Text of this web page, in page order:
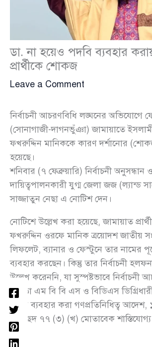
ডা. না হয়েও পদবি ব্যবহার
প্রার্থীকে শোকজ
Leave a Comment
নির্বাচনী আচরণবিধি লঙ্ঘনের অভিযোগে
(সোনাগাজী-দাগনভুঁঞা) জামায়াতে
ফখরুদ্দিন মানিককে কারণ দর্শানোর
হয়েছে।
শনিবার (৭ ফেব্রুয়ারি) নির্বাচনী অনুসন্ধান
দায়িত্বপালনকারী যুগ্ম জেলা জজ (ল্যান্ড
সাজ্জাতুন নেছা এ নোটিশ দেন।
নোটিশে উল্লেখ করা হয়েছে, জামায়াত
ফখরুদ্দিন ওরফে মানিক ত্রয়োদশ জাতীয়
লিফলেট, ব্যানার ও ফেস্টুনে তার নামের
ব্যবহার করছেন। কিন্তু তার নির্বাচনী
উল্লেখ করেননি, যা সুস্পষ্টভাবে নির্বাচনী
এছাড়া এম বি বি এস ও বিডিএস
পদবি ব্যবহার করা গণপ্রতিনিধিত্ব
অনুচ্ছেদ ৭৭ (৩) (খ) মোতাবেক